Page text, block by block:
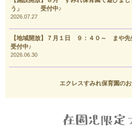
う」 受付中♪
2026.07.27
【地域開放】７月１日 ９：４０～ まや
受付中♪
2026.06.30
エクレスすみれ保育園の